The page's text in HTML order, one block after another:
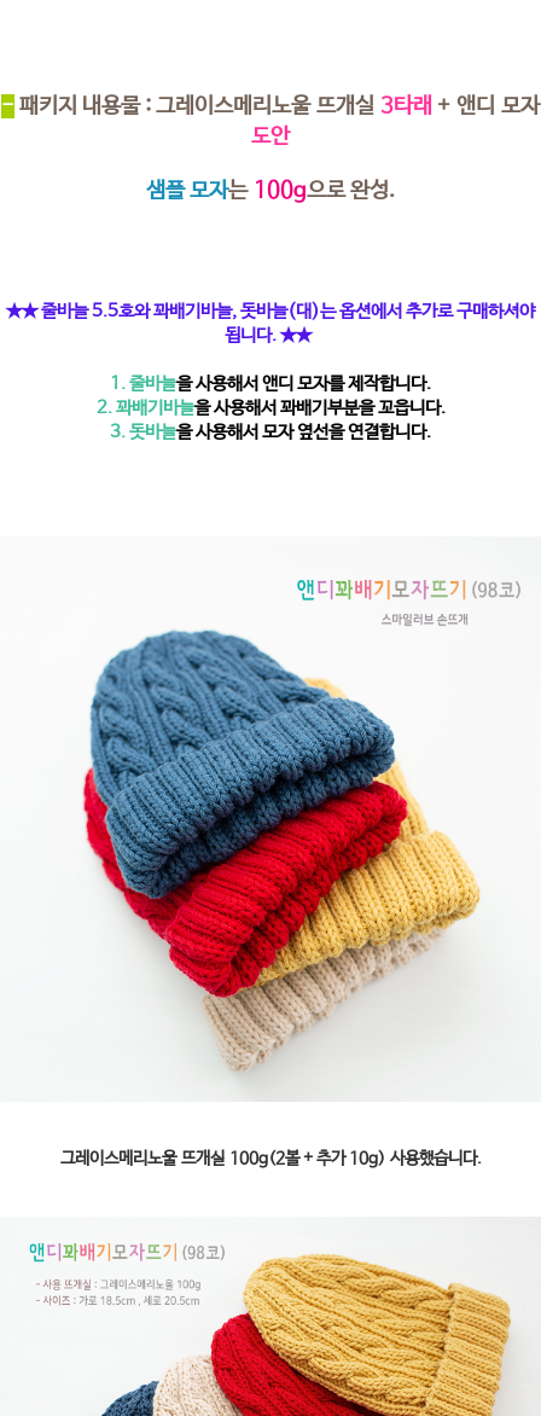
- 패키지 내용물 : 그레이스메리노울 뜨개실 3타래 + 앤디 모자
도안
샘플 모자는 100g으로 완성.
★★ 줄바늘 5.5호와 꽈배기바늘, 돗바늘(대)는 옵션에서 추가로 구매하셔야
됩니다. ★★
1. 줄바늘을 사용해서 앤디 모자를 제작합니다.
2. 꽈배기바늘을 사용해서 꽈배기부분을 꼬읍니다.
3. 돗바늘을사용해서 모자 옆선을 연결합니다.
그레이스메리노울 뜨개실 100g(2볼 + 추가 10g) 사용했습니다.